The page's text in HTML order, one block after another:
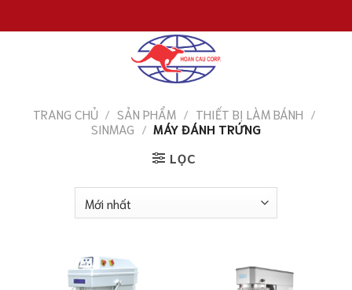
đến
TRANG CHỦ / SẢN PHẨM / THIẾT BỊ LÀM BÁNH /
SINMAG / MÁY ĐÁNH TRỨNG
LỌC